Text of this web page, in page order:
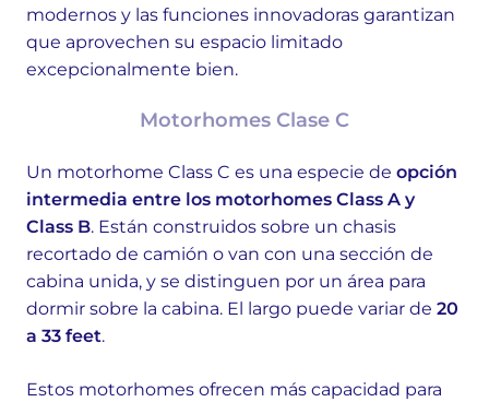
modernos y las funciones innovadoras garantizan
que aprovechen su espacio limitado
excepcionalmente bien.
Motorhomes Clase C
Un motorhome Class C es una especie de opción
intermedia entre los motorhomes Class A y
Class B. Están construidos sobre un chasis
recortado de camión o van con una sección de
cabina unida, y se distinguen por un área para
dormir sobre la cabina. El largo puede variar de 20
a 33 feet.
Estos motorhomes ofrecen más capacidad para